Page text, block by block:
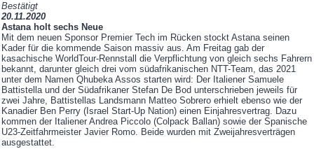
Bestätigt
20.11.2020
Astana holt sechs Neue
Mit dem neuen Sponsor Premier Tech im Rücken stockt Astana seinen
Kader für die kommende Saison massiv aus. Am Freitag gab der
kasachische WorldTour-Rennstall die Verpflichtung von gleich sechs Fahrern
bekannt, darunter gleich drei vom südafrikanischen NTT-Team, das 2021
unter dem Namen Qhubeka Assos starten wird: Der Italiener Samuele
Battistella und der Südafrikaner Stefan De Bod unterschrieben jeweils für
zwei Jahre, Battistellas Landsmann Matteo Sobrero erhielt ebenso wie der
Kanadier Ben Perry (Israel Start-Up Nation) einen Einjahresvertrag. Dazu
kommen der Italiener Andrea Piccolo (Colpack Ballan) sowie der Spanische
U23-Zeitfahrmeister Javier Romo. Beide wurden mit Zweijahresverträgen
ausgestattet.